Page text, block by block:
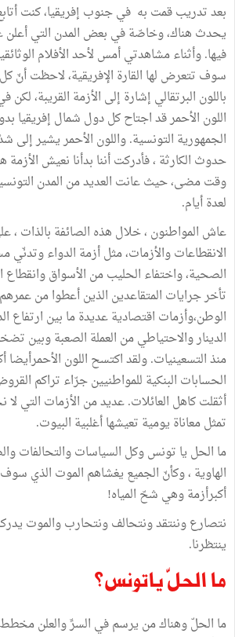
بعد تدريب قمت به في جنوب إفريقيا، كنت
يحدث هناك، وخاصّة في بعض المدن التي أعلن
فيها. وأثناء مشاهدتي أمس لأحد الأفلام
سوف تتعرض لها القارة الإفريقية، لاحظت أنّ كل
باللون البرتقالي إشارة إلى الأزمة القريبة،
اللون الأحمر قد اجتاح كل دول شمال إفريقيا
الجمهورية التونسية. واللون الأحمر يشير إلى
حدوث الكارثة ، فأدركت أننا بدأنا نعيش الأزمة
وقت مضى، حيث عانت العديد من المدن
لعدة أيام.
عاش المواطنون ، خلال هذه الصائفة بالذات ،
الانقطاعات والأزمات، مثل أزمة الدواء
الصحية، واختفاء الحليب من الأسواق وانقطاع
تأخر جرايات المتقاعدين الذين أعطوا من
الوطن،وأزمات اقتصادية عديدة ما بين
الدينار والاحتياطي من العملة الصعبة وبين
الحسابات البنكية للمواطنيين جرّاء تراكم
أثقلت كاهل العائلات. عديد من الأزمات التي لا
تمثل معاناة يومية تعيشها أغلبية البيوت.
ما الحل يا تونس وكل السياسات والتحالفات
الهاوية ، وكأنّ الجميع يغشاهم الموت الذي
أكبرأزمة وهي شحّ المياه!
نتصارع وننتقد ونتحالف ونتحارب والموت
ينتظرنا.
ما الحلّ ياتونس؟
ما الحلّ وهناك من يرسم في السرِّ والعلن